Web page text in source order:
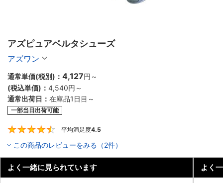
アズピュアベルタシューズ
アズワン
通常単価(税別)： 4,127円 ～
(税込単価)： 4,540円 ～
通常出荷日： 在庫品1日目～
一部当日出荷可能
平均満足度4.5
この商品のレビューをみる（2件）
よく一緒に見られています よく